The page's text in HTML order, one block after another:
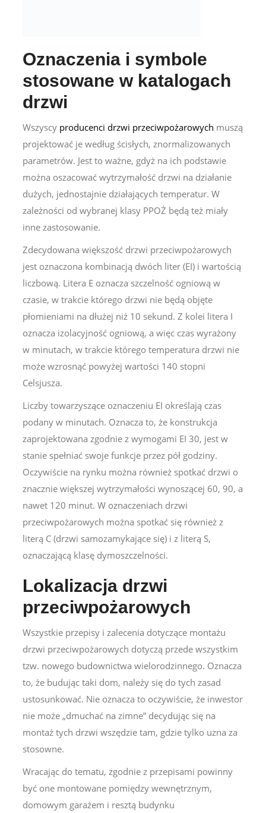
Oznaczenia i symbole
stosowane w katalogach
drzwi
Wszyscy producenci drzwi przeciwpożarowych muszą
projektować je według ścisłych, znormalizowanych
parametrów. Jest to ważne, gdyż na ich podstawie
można oszacować wytrzymałość drzwi na działanie
dużych, jednostajnie działających temperatur. W
zależności od wybranej klasy PPOŻ będą też miały
inne zastosowanie.
Zdecydowana większość drzwi przeciwpożarowych
jest oznaczona kombinacją dwóch liter (EI) i wartością
liczbową. Litera E oznacza szczelność ogniową w
czasie, w trakcie którego drzwi nie będą objęte
płomieniami na dłużej niż 10 sekund. Z kolei litera I
oznacza izolacyjność ogniową, a więc czas wyrażony
w minutach, w trakcie którego temperatura drzwi nie
może wzrosnąć powyżej wartości 140 stopni
Celsjusza.
Liczby towarzyszące oznaczeniu EI określają czas
podany w minutach. Oznacza to, że konstrukcja
zaprojektowana zgodnie z wymogami EI 30, jest w
stanie spełniać swoje funkcje przez pół godziny.
Oczywiście na rynku można również spotkać drzwi o
znacznie większej wytrzymałości wynoszącej 60, 90, a
nawet 120 minut. W oznaczeniach drzwi
przeciwpożarowych można spotkać się również z
literą C (drzwi samozamykające się) i z literą S,
oznaczającą klasę dymoszczelności.
Lokalizacja drzwi
przeciwpożarowych
Wszystkie przepisy i zalecenia dotyczące montażu
drzwi przeciwpożarowych dotyczą przede wszystkim
tzw. nowego budownictwa wielorodzinnego. Oznacza
to, że budując taki dom, należy się do tych zasad
ustosunkować. Nie oznacza to oczywiście, że inwestor
nie może „dmuchać na zimne” decydując się na
montaż tych drzwi wszędzie tam, gdzie tylko uzna za
stosowne.
Wracając do tematu, zgodnie z przepisami powinny
być one montowane pomiędzy wewnętrznym,
domowym garażem i resztą budynku